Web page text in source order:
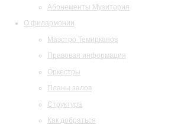
Абонементы Музитория
О филармонии
Маэстро Темирканов
Правовая информация
Оркестры
Планы залов
Структура
Как добраться